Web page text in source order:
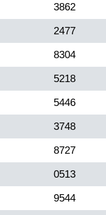
3862
2477
8304
5218
5446
3748
8727
0513
9544